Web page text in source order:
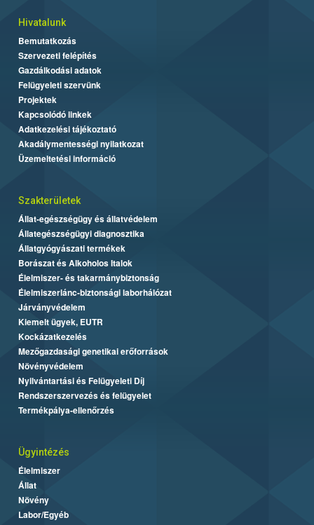
Hivatalunk
Bemutatkozás
Szervezeti felépítés
Gazdálkodási adatok
Felügyeleti szervünk
Projektek
Kapcsolódó linkek
Adatkezelési tájékoztató
Akadálymentességi nyilatkozat
Üzemeltetési információ
Szakterületek
Állat-egészségügy és állatvédelem
Állategészségügyi diagnosztika
Állatgyógyászati termékek
Borászat és Alkoholos Italok
Élelmiszer- és takarmánybiztonság
Élelmiszerlánc-biztonsági laborhálózat
Járványvédelem
Kiemelt ügyek, EUTR
Kockázatkezelés
Mezőgazdasági genetikai erőforrások
Növényvédelem
Nyilvántartási és Felügyeleti Díj
Rendszerszervezés és felügyelet
Termékpálya-ellenőrzés
Ügyintézés
Élelmiszer
Állat
Növény
Labor/Egyéb